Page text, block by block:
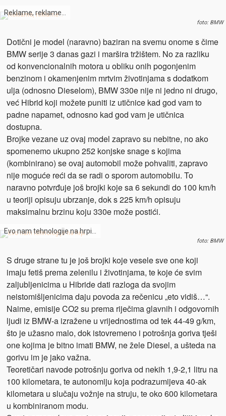
Reklame, reklame…
foto: BMW
Dotični je model (naravno) baziran na svemu onome s čime
BMW serije 3 danas gazi i maršira tržištem. No za razliku
od konvencionalnih motora u obliku onih pogonjenim
benzinom i okamenjenim mrtvim životinjama s dodatkom
ulja (odnosno Dieselom), BMW 330e nije ni jedno ni drugo,
već Hibrid koji možete puniti iz utičnice kad god vam to
padne napamet, odnosno kad god vam je utičnica
dostupna.
Brojke vezane uz ovaj model zapravo su nebitne, no ako
spomenemo ukupno 252 konjske snage s kojima
(kombinirano) se ovaj automobil može pohvaliti, zapravo
nije moguće reći da se radi o sporom automobilu. To
naravno potvrđuje još brojki koje sa 6 sekundi do 100 km/h
u teoriji opisuju ubrzanje, dok s 225 km/h opisuju
maksimalnu brzinu koju 330e može postići.
Evo nam tehnologije na hrpi…
foto: BMW
S druge strane tu je još brojki koje vesele sve one koji
imaju fetiš prema zelenilu i životinjama, te koje će svim
zaljubljenicima u Hibride dati razloga da svojim
neistomišljenicima daju povoda za rečenicu „eto vidiš…“.
Naime, emisije CO2 su prema riječima glavnih i odgovornih
ljudi iz BMW-a izražene u vrijednostima od tek 44-49 g/km,
što je užasno malo, dok istovremeno i potrošnja goriva tješi
one kojima je bitno imati BMW, ne žele Diesel, a ušteda na
gorivu im je jako važna.
Teoretičari navode potrošnju goriva od nekih 1,9-2,1 litru na
100 kilometara, te autonomiju koja podrazumijeva 40-ak
kilometara u slučaju vožnje na struju, te oko 600 kilometara
u kombiniranom modu.